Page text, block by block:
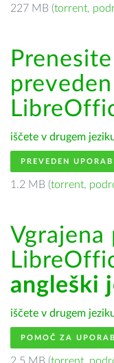
227 MB (torrent,
iščete v drugem
PREVEDEN
1.2 MB (torrent,
Vgrajena
angleški
iščete v drugem
POMOČ ZA